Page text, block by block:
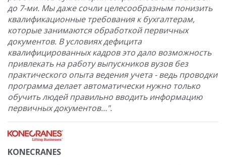
до 7-ми. Мы даже сочли целесообразным понизить
квалификационные требования к бухгалтерам,
которые занимаются обработкой первичных
документов. В условиях дефицита
квалифицированных кадров это дало возможность
привлекать на работу выпускников вузов без
практического опыта ведения учета - ведь проводки
программа делает автоматически нужно только
обучить людей правильно вводить информацию
первичных документов…".
KONECRANES